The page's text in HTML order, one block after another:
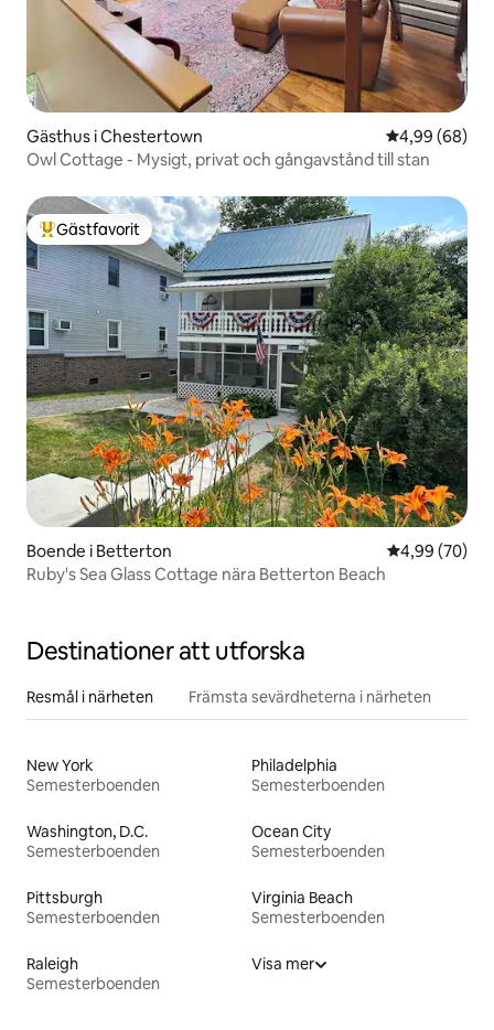
Gästhus i Chestertown 4,99 av 5 i
4,99 (68)
Owl Cottage - Mysigt, privat och gångavstånd till stan
Populär gästfavorit
Gästfavorit
Boende i Betterton 4,99 av 5 i
4,99 (70)
Ruby's Sea Glass Cottage nära Betterton Beach
Destinationer att utforska
Resmål i närheten Främsta sevärdheterna i närheten
New York
Semesterboenden
Philadelphia
Semesterboenden
Washington, D.C.
Semesterboenden
Ocean City
Semesterboenden
Pittsburgh
Semesterboenden
Virginia Beach
Semesterboenden
Raleigh
Semesterboenden
Visa mer